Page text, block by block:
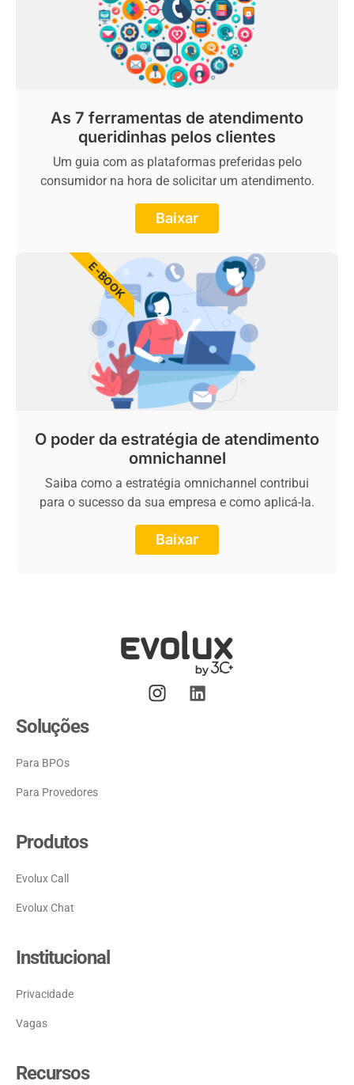
As 7 ferramentas de atendimento
queridinhas pelos clientes
Um guia com as plataformas preferidas pelo
consumidor na hora de solicitar um atendimento.
Baixar
O poder da estratégia de atendimento
omnichannel
Saiba como a estratégia omnichannel contribui
para o sucesso da sua empresa e como aplicá-la.
Baixar
E-BOOK
Soluções
Para BPOs
Para Provedores
Produtos
Evolux Call
Evolux Chat
Institucional
Privacidade
Vagas
Recursos